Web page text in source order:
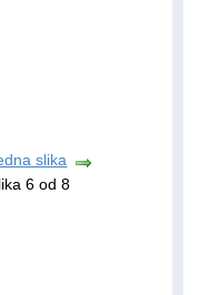
slika
6 od 8